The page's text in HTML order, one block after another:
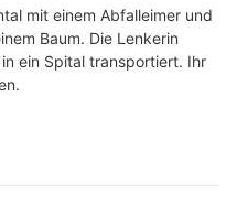
mit einem Abfalleimer und
Baum. Die Lenkerin
ein Spital transportiert. Ihr